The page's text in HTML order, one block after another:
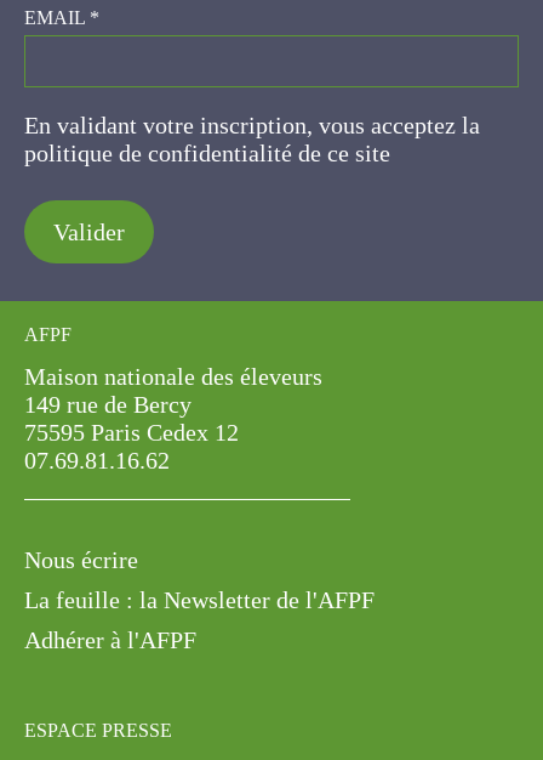
EMAIL*
En validant votre inscription, vous acceptez la
politique de confidentialité de ce site
Valider
AFPF
Maison nationale des éleveurs
149 rue de Bercy
75595 Paris Cedex 12
07.69.81.16.62
Nous écrire
La feuille : la Newsletter de l'AFPF
Adhérer à l'AFPF
ESPACE PRESSE